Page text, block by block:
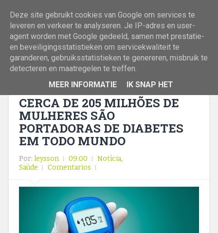
CERCA DE 205 MILHÕES DE
MULHERES SÃO
PORTADORAS DE DIABETES
EM TODO MUNDO
Por: leysson 09:00 Notícia,
Saúde
Comentarios
Deze site gebruikt cookies van Google om services te
leveren en verkeer te analyseren. Je IP-adres en user-
agent worden met Google gedeeld, samen met prestatie-
en beveiligingsstatistieken om servicekwaliteit te
garanderen, gebruiksstatistieken te genereren, misbruik te
detecteren en maatregelen te treffen.
MEER INFORMATIE
IK SNAP HET